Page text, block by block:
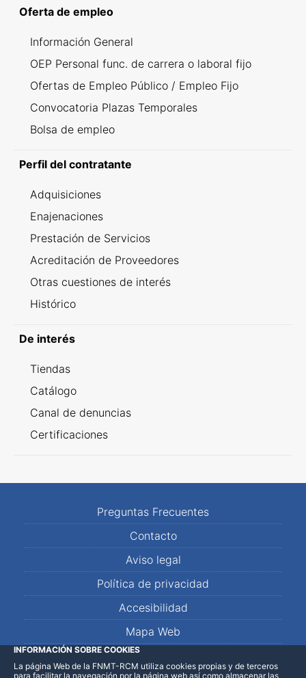
Oferta de empleo
Información General
OEP Personal func. de carrera o laboral fijo
Ofertas de Empleo Público / Empleo Fijo
Convocatoria Plazas Temporales
Bolsa de empleo
Perfil del contratante
Adquisiciones
Enajenaciones
Prestación de Servicios
Acreditación de Proveedores
Otras cuestiones de interés
Histórico
De interés
Tiendas
Catálogo
Canal de denuncias
Certificaciones
Preguntas Frecuentes
Contacto
Aviso legal
Política de privacidad
Accesibilidad
Mapa Web
LinkedInFacebookWhatsApp
INFORMACIÓN SOBRE COOKIES
La página Web de la FNMT-RCM utiliza cookies propias y de terceros
para facilitar la navegación por la página web así como almacenar las